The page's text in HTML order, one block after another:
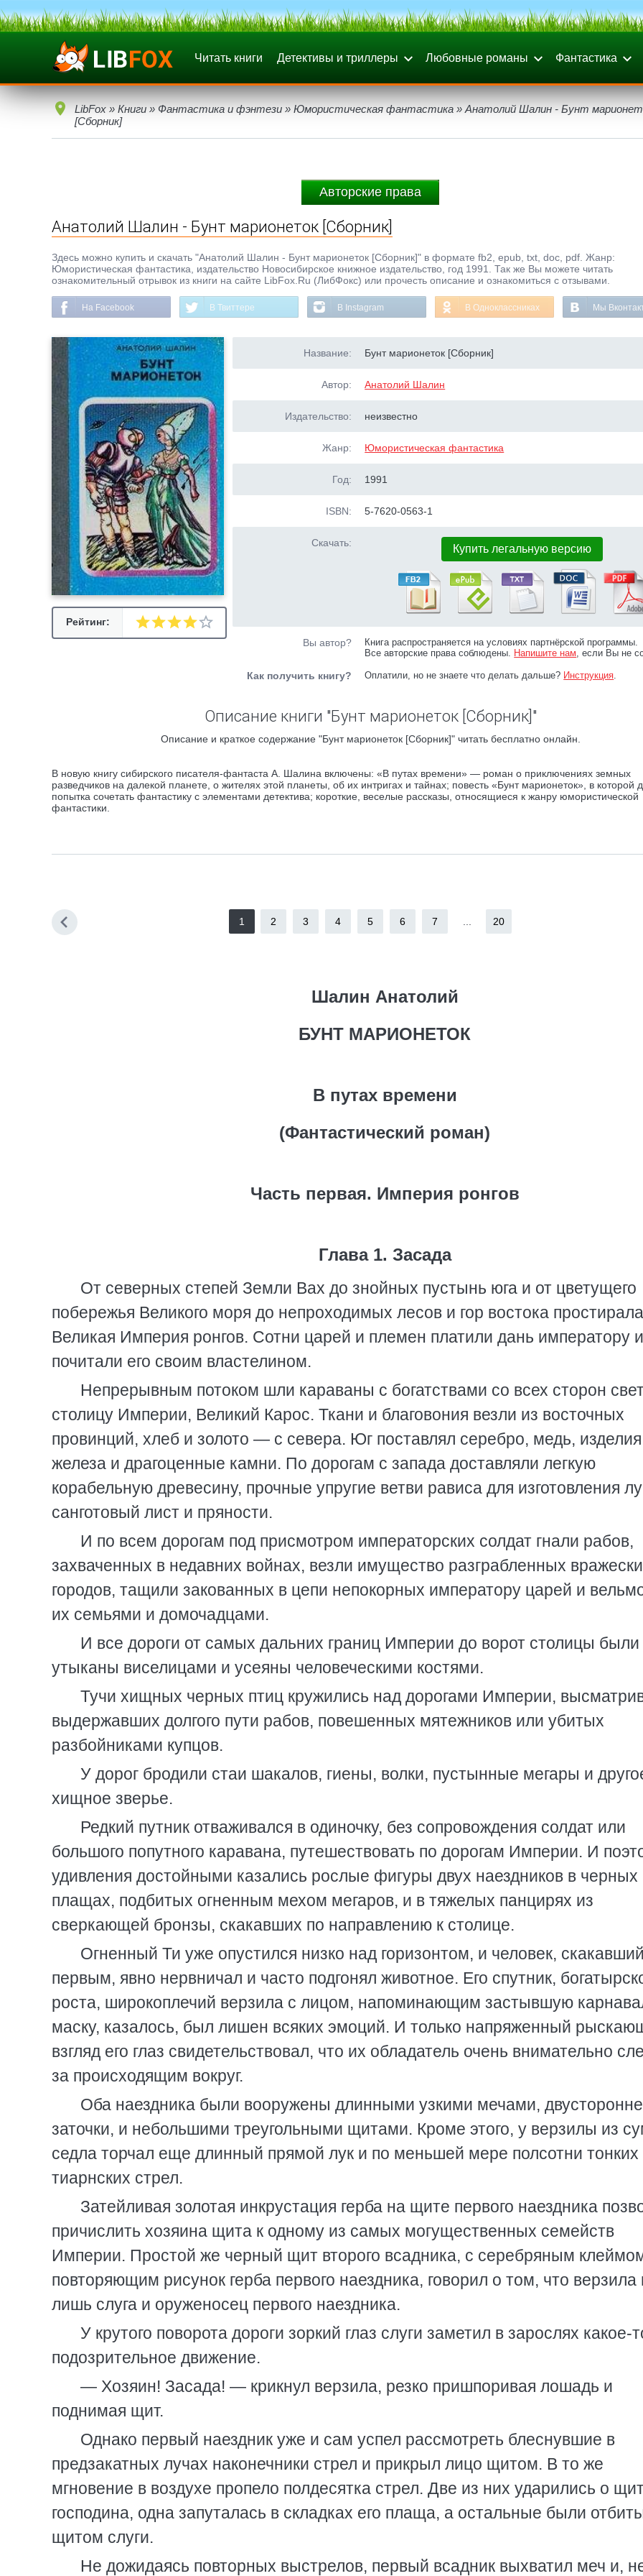
Читать книги Детективы и триллеры Любовные романы Фантастика
LibFox » Книги » Фантастика и фэнтези » Юмористическая фантастика » Анатолий Шалин - Бунт
[Сборник]
Авторские права
Анатолий Шалин - Бунт марионеток [Сборник]
Здесь можно купить и скачать "Анатолий Шалин - Бунт марионеток [Сборник]" в формате fb2, epub, txt, doc, pdf. Жанр:
Юмористическая фантастика, издательство Новосибирское книжное издательство, год 1991. Так же Вы можете читать
ознакомительный отрывок из книги на сайте LibFox.Ru (ЛибФокс) или прочесть описание и ознакомиться с отзывами.
На Facebook В Твиттере В Instagram В Одноклассниках Мы
Рейтинг:
Название: Бунт марионеток [Сборник]
Автор: Анатолий Шалин
Издательство: неизвестно
Жанр: Юмористическая фантастика
Год: 1991
ISBN: 5-7620-0563-1
Скачать: Купить легальную версию
Вы автор?
Книга распространяется на условиях партнёрской программы.
Все авторские права соблюдены. Напишите нам, если Вы не
Как получить книгу? Оплатили, но не знаете что делать дальше? Инструкция.
Описание книги "Бунт марионеток [Сборник]"
Описание и краткое содержание "Бунт марионеток [Сборник]" читать бесплатно онлайн.
В новую книгу сибирского писателя-фантаста А. Шалина включены: «В путах времени» — роман о приключениях земных
разведчиков на далекой планете, о жителях этой планеты, об их интригах и тайнах; повесть «Бунт марионеток», в которой
попытка сочетать фантастику с элементами детектива; короткие, веселые рассказы, относящиеся к жанру юмористической
фантастики.
1 2 3 4 5 6 7 20
Шалин Анатолий
БУНТ МАРИОНЕТОК
В путах времени
(Фантастический роман)
Часть первая. Империя ронгов
Глава 1. Засада
От северных степей Земли Вах до знойных пустынь юга и от цветущего
побережья Великого моря до непроходимых лесов и гор востока
Великая Империя ронгов. Сотни царей и племен платили дань императору и
почитали его своим властелином.
Непрерывным потоком шли караваны с богатствами со всех сторон
столицу Империи, Великий Карос. Ткани и благовония везли из восточных
провинций, хлеб и золото — с севера. Юг поставлял серебро, медь,
железа и драгоценные камни. По дорогам с запада доставляли легкую
корабельную древесину, прочные упругие ветви рависа для изготовления
санготовый лист и пряности.
И по всем дорогам под присмотром императорских солдат гнали рабов,
захваченных в недавних войнах, везли имущество разграбленных
городов, тащили закованных в цепи непокорных императору царей и
их семьями и домочадцами.
И все дороги от самых дальних границ Империи до ворот столицы были
утыканы виселицами и усеяны человеческими костями.
Тучи хищных черных птиц кружились над дорогами Империи,
выдержавших долгого пути рабов, повешенных мятежников или убитых
разбойниками купцов.
У дорог бродили стаи шакалов, гиены, волки, пустынные мегары и
хищное зверье.
Редкий путник отваживался в одиночку, без сопровождения солдат или
большого попутного каравана, путешествовать по дорогам Империи. И
удивления достойными казались рослые фигуры двух наездников в черных
плащах, подбитых огненным мехом мегаров, и в тяжелых панцирях из
сверкающей бронзы, скакавших по направлению к столице.
Огненный Ти уже опустился низко над горизонтом, и человек, скакавший
первым, явно нервничал и часто подгонял животное. Его спутник,
роста, широкоплечий верзила с лицом, напоминающим застывшую
маску, казалось, был лишен всяких эмоций. И только напряженный
взгляд его глаз свидетельствовал, что их обладатель очень внимательно
за происходящим вокруг.
Оба наездника были вооружены длинными узкими мечами,
заточки, и небольшими треугольными щитами. Кроме этого, у верзилы из
седла торчал еще длинный прямой лук и по меньшей мере полсотни тонких
тиарнских стрел.
Затейливая золотая инкрустация герба на щите первого наездника
причислить хозяина щита к одному из самых могущественных семейств
Империи. Простой же черный щит второго всадника, с серебряным
повторяющим рисунок герба первого наездника, говорил о том, что верзила
лишь слуга и оруженосец первого наездника.
У крутого поворота дороги зоркий глаз слуги заметил в зарослях какое-
подозрительное движение.
— Хозяин! Засада! — крикнул верзила, резко пришпоривая лошадь и
поднимая щит.
Однако первый наездник уже и сам успел рассмотреть блеснувшие в
предзакатных лучах наконечники стрел и прикрыл лицо щитом. В то же
мгновение в воздухе пропело полдесятка стрел. Две из них ударились о
господина, одна запуталась в складках его плаща, а остальные были
щитом слуги.
Не дожидаясь повторных выстрелов, первый всадник выхватил меч и,